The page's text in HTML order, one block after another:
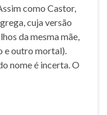
como Castor,
cuja versão
da mesma mãe,
e outro mortal).
nome é incerta. O